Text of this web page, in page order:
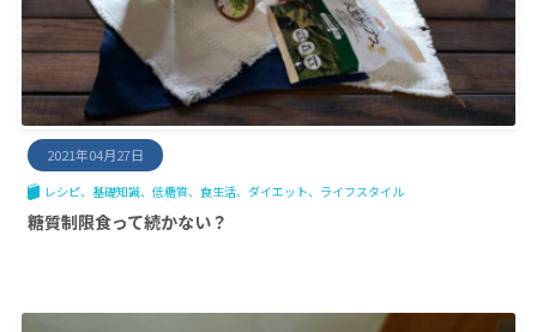
2021年04月27日
レシピ 基礎知識 低糖質 食生活 ダイエット ライフスタイル
糖質制限食って続かない？